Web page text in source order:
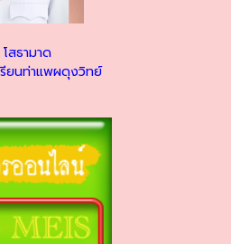
สธามาด
รียนท่าแพผดุงวิทย์